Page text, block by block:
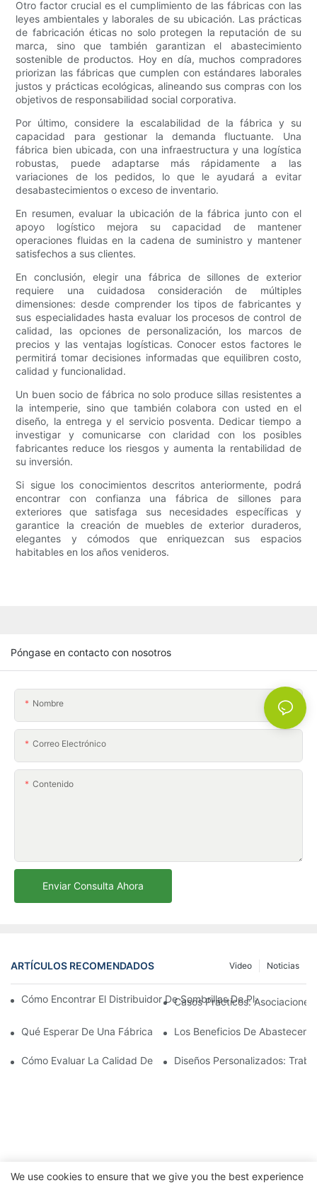
Otro factor crucial es el cumplimiento de las fábricas con las
leyes ambientales y laborales de su ubicación. Las prácticas
de fabricación éticas no solo protegen la reputación de su
marca, sino que también garantizan el abastecimiento
sostenible de productos. Hoy en día, muchos compradores
priorizan las fábricas que cumplen con estándares laborales
justos y prácticas ecológicas, alineando sus compras con los
objetivos de responsabilidad social corporativa.
Por último, considere la escalabilidad de la fábrica y su
capacidad para gestionar la demanda fluctuante. Una
fábrica bien ubicada, con una infraestructura y una logística
robustas, puede adaptarse más rápidamente a las
variaciones de los pedidos, lo que le ayudará a evitar
desabastecimientos o exceso de inventario.
En resumen, evaluar la ubicación de la fábrica junto con el
apoyo logístico mejora su capacidad de mantener
operaciones fluidas en la cadena de suministro y mantener
satisfechos a sus clientes.
En conclusión, elegir una fábrica de sillones de exterior
requiere una cuidadosa consideración de múltiples
dimensiones: desde comprender los tipos de fabricantes y
sus especialidades hasta evaluar los procesos de control de
calidad, las opciones de personalización, los marcos de
precios y las ventajas logísticas. Conocer estos factores le
permitirá tomar decisiones informadas que equilibren costo,
calidad y funcionalidad.
Un buen socio de fábrica no solo produce sillas resistentes a
la intemperie, sino que también colabora con usted en el
diseño, la entrega y el servicio posventa. Dedicar tiempo a
investigar y comunicarse con claridad con los posibles
fabricantes reduce los riesgos y aumenta la rentabilidad de
su inversión.
Si sigue los conocimientos descritos anteriormente, podrá
encontrar con confianza una fábrica de sillones para
exteriores que satisfaga sus necesidades específicas y
garantice la creación de muebles de exterior duraderos,
elegantes y cómodos que enriquezcan sus espacios
habitables en los años venideros.
Póngase en contacto con nosotros
Nombre
Correo Electrónico
Contenido
Enviar Consulta Ahora
ARTÍCULOS RECOMENDADOS Noticias
Video
Cómo Encontrar El Distribuidor De Sombrillas De Playa
Casos Prácticos:
Qué Esperar De Una Fábrica Líder De Sillones Para Exteriores
Los Beneficios De
Cómo Evaluar La Calidad De Una Fábrica De Sillones De
Diseños Personalizados:
We use cookies to ensure that we give you the best experience